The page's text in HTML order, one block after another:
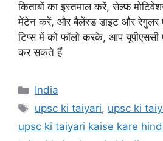
किताबों का इस्तमाल करें, सेल्फ
मेंटेन करें, और बैलेंस्ड डाइट और रेगुलर
टिप्स में को फॉलो करके, आप यूपीएससी
कर सकते हैं
India
upsc ki taiyari, upsc ki
upsc ki taiyari kaise kare